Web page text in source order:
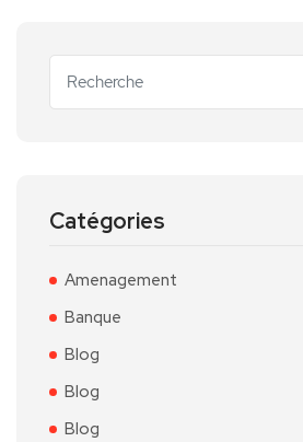
Catégories
Amenagement
Banque
Blog
Blog
Blog